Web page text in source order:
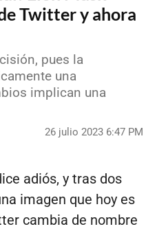
Twitter y ahora
pues la
una
implican una
26 julio 2023 6:47 PM
adiós, y tras dos
imagen que hoy es
cambia de nombre